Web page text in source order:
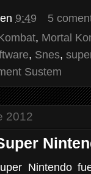
en 9:49
5
, Mortal
, Snes,
Sustem
2012
Nintendo